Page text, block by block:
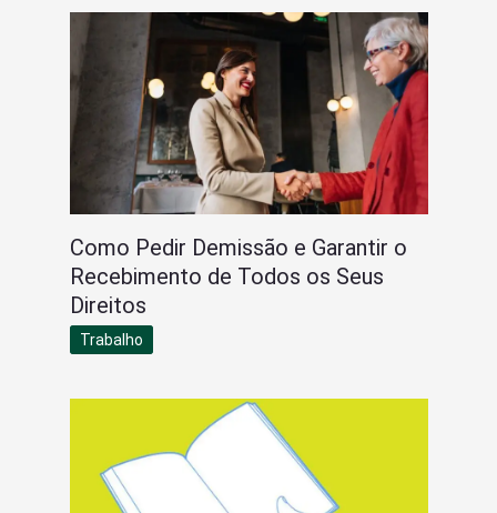
Como Pedir Demissão e Garantir o
Recebimento de Todos os Seus
Direitos
Trabalho